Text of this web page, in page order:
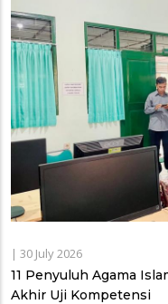
| 30 July 2026
11 Penyuluh Agama
Akhir Uji Kompetensi